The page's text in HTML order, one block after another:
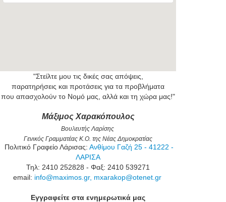
"Στείλτε μου τις δικές σας απόψεις,
παρατηρήσεις και προτάσεις για τα προβλήματα
που απασχολούν το Νομό μας, αλλά και τη χώρα μας!"
Μάξιμος Χαρακόπουλος
Βουλευτής Λαρίσης
Γενικός Γραμματέας Κ.Ο. της Νέας Δημοκρατίας
Πολιτικό Γραφείο Λάρισας:Ανθίμου Γαζή 25 - 41222 -
ΛΑΡΙΣΑ
Τηλ: 2410 252828 - Φαξ: 2410 539271
email: info@maximos.gr, mxarakop@otenet.gr
Εγγραφείτε στα ενημερωτικά μας